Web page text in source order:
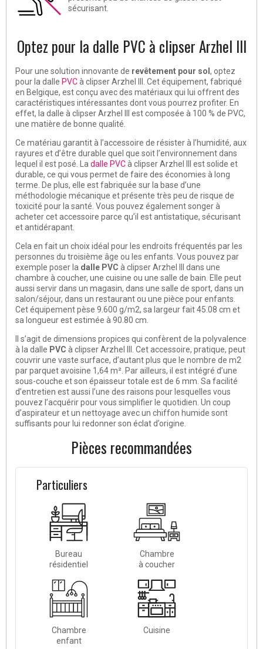
sécurisant.
Optez pour la dalle PVC à clipser Arzhel III
Pour une solution innovante de revêtement pour sol , optez
pour la dalle PVCà clipser Arzhel III. Cet équipement, fabriqué
en Belgique, est conçu avec des matériaux qui lui offrent des
caractéristiques intéressantes dont vous pourrez profiter. En
effet, la dalle à clipser Arzhel III est composée à 100 % de PVC,
une matière de bonne qualité
Ce matériau garantit à l’accessoire de résister à l’humidité, aux
rayures et d’être durable quel que soit l’environnement dans
lequel il est posé. La dalle PVCà clipser Arzhel III est solide et
durable, ce qui vous permet de faire des économies à long
terme. De plus, elle est fabriquée sur la base d’une
méthodologie mécanique et présente très peu de risque de
toxicité pour la santé. Vous pouvez également songer à
acheter cet accessoire parce qu’il est antistatique, sécurisant
et antidérapant.
Cela en fait un choix idéal pour les endroits fréquentés par les
personnes du troisième âge ou les enfants. Vous pouvez par
exemple poser la dalle PVC à clipser Arzhel III
dans une
chambre à coucher, une cuisine ou une salle de bain. Elle peut
aussi servir dans un magasin, dans une salle de sport, dans un
salon/séjour, dans un restaurant ou une pièce pour enfants.
Cet équipement pèse 9.600 g/m2, sa largeur fait 45.08 cm et
sa longueur est estimée à 90.80 cm.
Il s’agit de dimensions propices qui confèrent de la polyvalence
à la dalle PVC à clipser Arzhel III. Cet accessoire, pratique, peut
couvrir une vaste surface, d’autant plus que le nombre de m2
par parquet avoisine 1,64 m². Par ailleurs, il est intégré d’une
sous-couche et son épaisseur totale est de 6 mm. Sa facilité
d’entretien est aussi l’une des raisons pour lesquelles vous
pouvez l’acquérir pour vous simplifier le quotidien. Un coup
d’aspirateur et un nettoyage avec un chiffon humide sont
suffisants pour lui redonner son éclat d’origine.
Pièces recommandées
Particuliers
Bureau
résidentiel
Chambre
à coucher
Chambre
enfant
Cuisine